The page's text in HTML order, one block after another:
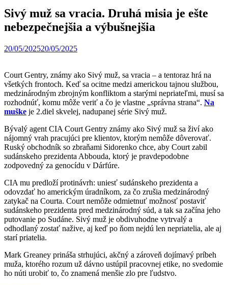
Sivý muž sa vracia. Druhá misia je ešte
nebezpečnejšia a výbušnejšia
20/05/202520/05/2025
Court Gentry, známy ako Sivý muž, sa vracia – a tentoraz hrá na
všetkých frontoch. Keď sa ocitne medzi americkou tajnou službou,
medzinárodným zbrojným konfliktom a starými nepriateľmi, musí sa
rozhodnúť, komu môže veriť a čo je vlastne „správna strana“. Na
muške je 2.diel skvelej, nadupanej série Sivý muž.
Bývalý agent CIA Court Gentry známy ako Sivý muž sa živí ako
nájomný vrah pracujúci pre klientov, ktorým nemôže dôverovať.
Ruský obchodník so zbraňami Sidorenko chce, aby Court zabil
sudánskeho prezidenta Abbouda, ktorý je pravdepodobne
zodpovedný za genocídu v Dárfúre.
CIA mu predloží protinávrh: uniesť sudánskeho prezidenta a
odovzdať ho americkým úradníkom, za čo zrušia medzinárodný
zatykač na Courta. Court nemôže odmietnuť možnosť postaviť
sudánskeho prezidenta pred medzinárodný súd, a tak sa začína jeho
putovanie po Sudáne. Sivý muž je obdivuhodne vytrvalý a
odhodlaný zostať nažive, aj keď po ňom nejdú len nepriatelia, ale aj
starí priatelia.
Mark Greaney prináša strhujúci, akčný a zároveň dojímavý príbeh
muža, ktorého rozum už dávno ustúpil pracovnej etike, no svedomie
ho núti urobiť to, čo znamená menšie zlo pre ľudstvo.